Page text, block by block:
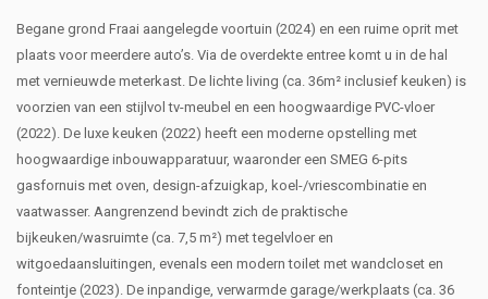
Begane grond Fraai aangelegde voortuin (2024) en een ruime oprit met
plaats voor meerdere auto’s. Via de overdekte entree komt u in de hal
met vernieuwde meterkast. De lichte living (ca. 36m² inclusief keuken) is
voorzien van een stijlvol tv-meubel en een hoogwaardige PVC-vloer
(2022). De luxe keuken (2022) heeft een moderne opstelling met
hoogwaardige inbouwapparatuur, waaronder een SMEG 6-pits
gasfornuis met oven, design-afzuigkap, koel-/vriescombinatie en
vaatwasser. Aangrenzend bevindt zich de praktische
bijkeuken/wasruimte (ca. 7,5 m²) met tegelvloer en
witgoedaansluitingen, evenals een modern toilet met wandcloset en
fonteintje (2023). De inpandige, verwarmde garage/werkplaats (ca. 36